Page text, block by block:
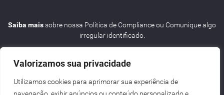
Valorizamos sua privacidade
Utilizamos cookies para aprimorar sua experiência de
Saiba maissobre nossa Política de Compliance ou Comunique algo
irregular identificado.